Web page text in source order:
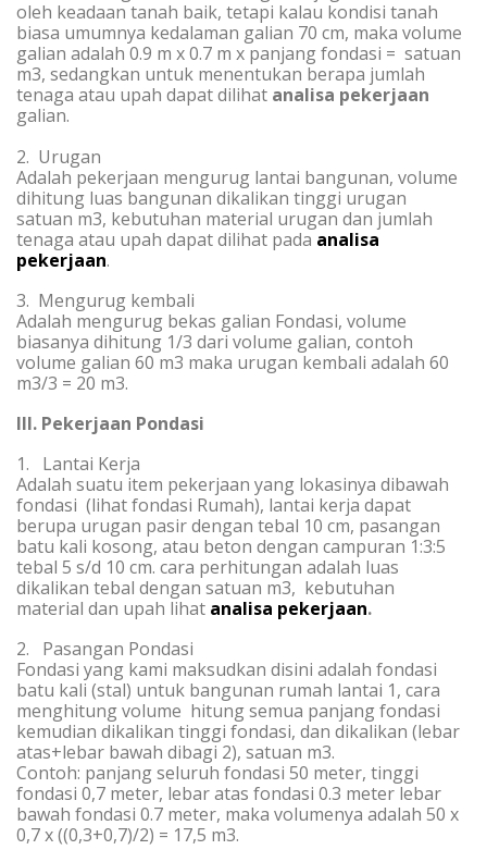
oleh keadaan tanah baik, tetapi kalau kondisi tanah
biasa umumnya kedalaman galian 70 cm, maka volume
galian adalah 0.9 m x 0.7 m x panjang fondasi = satuan
m3, sedangkan untuk menentukan berapa jumlah
tenaga atau upah dapat dilihat analisa pekerjaan
galian.
2. Urugan
Adalah pekerjaan mengurug lantai bangunan, volume
dihitung luas bangunan dikalikan tinggi urugan
satuan m3, kebutuhan material urugan dan jumlah
tenaga atau upah dapat dilihat pada analisa
pekerjaan.
3. Mengurug kembali
Adalah mengurug bekas galian Fondasi, volume
biasanya dihitung 1/3 dari volume galian, contoh
volume galian 60 m3 maka urugan kembali adalah 60
m3/3 = 20 m3.
III. Pekerjaan Pondasi
1. Lantai Kerja
Adalah suatu item pekerjaan yang lokasinya dibawah
fondasi (lihat fondasi Rumah), lantai kerja dapat
berupa urugan pasir dengan tebal 10 cm, pasangan
batu kali kosong, atau beton dengan campuran 1:3:5
tebal 5 s/d 10 cm. cara perhitungan adalah luas
dikalikan tebal dengan satuan m3, kebutuhan
material dan upah lihat analisa pekerjaan.
2. Pasangan Pondasi
Fondasi yang kami maksudkan disini adalah fondasi
batu kali (stal) untuk bangunan rumah lantai 1, cara
menghitung volume hitung semua panjang fondasi
kemudian dikalikan tinggi fondasi, dan dikalikan (lebar
atas+lebar bawah dibagi 2), satuan m3.
Contoh: panjang seluruh fondasi 50 meter, tinggi
fondasi 0,7 meter, lebar atas fondasi 0.3 meter lebar
bawah fondasi 0.7 meter, maka volumenya adalah 50 x
0,7 x ((0,3+0,7)/2) = 17,5 m3.